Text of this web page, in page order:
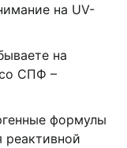
на UV-
на
СПФ –
формулы
реактивной